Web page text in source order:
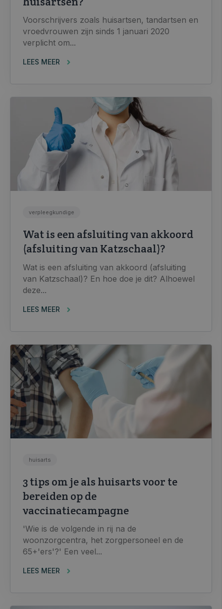
Voorschrijvers zoals huisartsen, tandartsen en
vroedvrouwen zijn sinds 1 januari 2020
verplicht om...
LEES MEER
verpleegkundige
Wat is een afsluiting van akkoord
(afsluiting van Katzschaal)?
Wat is een afsluiting van akkoord (afsluiting
van Katzschaal)? En hoe doe je dit? Alhoewel
deze...
LEES MEER
huisarts
3 tips om je als huisarts voor te
bereiden op de
vaccinatiecampagne
'Wie is de volgende in rij na de
woonzorgcentra, het zorgpersoneel en de
65+'ers'?' Een veel...
LEES MEER